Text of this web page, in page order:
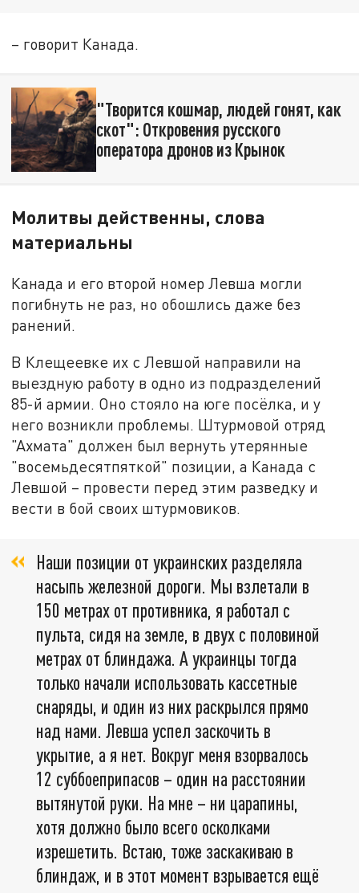
– говорит Канада.
"Творится кошмар, людей гонят, как
скот": Откровения русского
оператора дронов из Крынок
Молитвы действенны, слова
материальны
Канада и его второй номер Левша могли
погибнуть не раз, но обошлись даже без
ранений.
В Клещеевке их с Левшой направили на
выездную работу в одно из подразделений
85-й армии. Оно стояло на юге посёлка, и у
него возникли проблемы. Штурмовой отряд
"Ахмата" должен был вернуть утерянные
"восемьдесятпяткой" позиции, а Канада с
Левшой – провести перед этим разведку и
вести в бой своих штурмовиков.
Наши позиции от украинских разделяла
насыпь железной дороги. Мы взлетали в
150 метрах от противника, я работал с
пульта, сидя на земле, в двух с половиной
метрах от блиндажа. А украинцы тогда
только начали использовать кассетные
снаряды, и один из них раскрылся прямо
над нами. Левша успел заскочить в
укрытие, а я нет. Вокруг меня взорвалось
12 суббоеприпасов – один на расстоянии
вытянутой руки. На мне – ни царапины,
хотя должно было всего осколками
изрешетить. Встаю, тоже заскакиваю в
блиндаж, и в этот момент взрывается ещё